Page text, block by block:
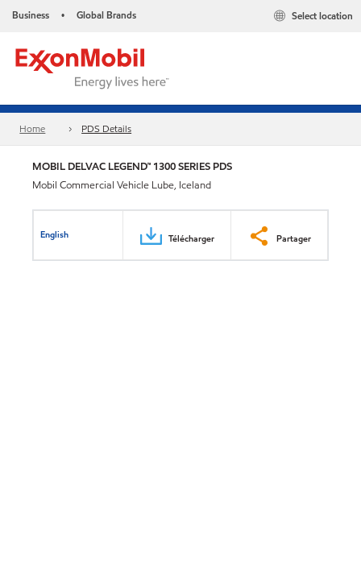
Business • Global Brands Select location
Home PDS Details
MOBIL DELVAC LEGEND™ 1300 SERIES PDS
Mobil Commercial Vehicle Lube, Iceland
English Télécharger Partager